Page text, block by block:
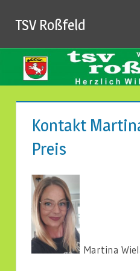
Inhalt
TSV Roßfeld
Kontakt
Preis
Martina